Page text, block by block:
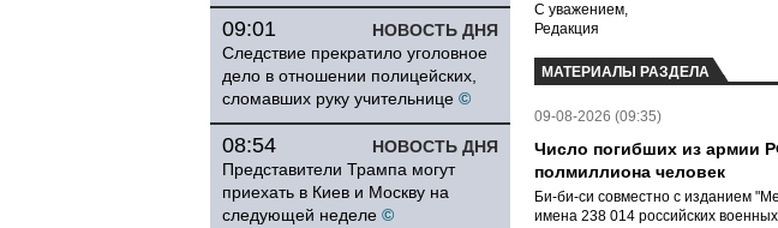
НОВОСТЬ ДНЯ
09:01
Следствие прекратило уголовное
дело в отношении полицейских,
сломавших руку учительнице ©
НОВОСТЬ ДНЯ
08:54
Представители Трампа могут
приехать в Киев и Москву на
следующей неделе ©
С уважением,
Редакция
МАТЕРИАЛЫ РАЗДЕЛА
09-08-2026 (09:35)
Число погибших из армии
полмиллиона человек
Би-би-си совместно с изданием
имена 238 014 российских